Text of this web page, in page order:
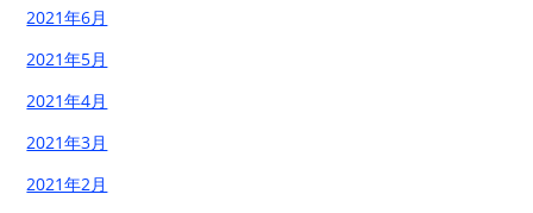
2021年6月
2021年5月
2021年4月
2021年3月
2021年2月